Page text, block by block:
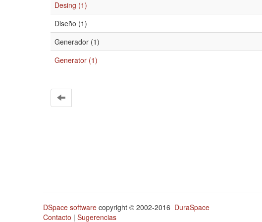
Desing (1)
Diseño (1)
Generador (1)
Generator (1)
DSpace software copyright © 2002-2016 DuraSpace
Contacto | Sugerencias